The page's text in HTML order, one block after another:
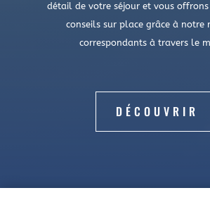
détail de votre séjour et vous
conseils sur place grâce à notre
correspondants à travers le
DÉCOUVRIR